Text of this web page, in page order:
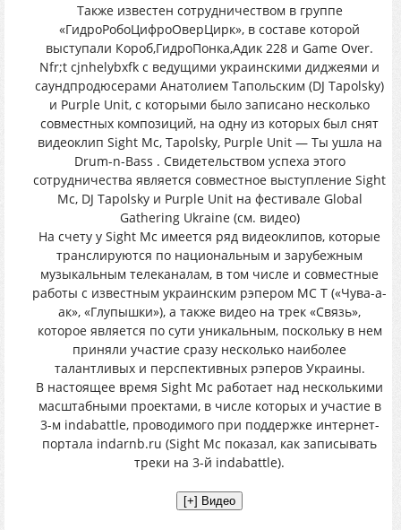
Также известен сотрудничеством в группе
«ГидроРобоЦифроОверЦирк», в составе которой
выступали Короб,ГидроПонка,Адик 228 и Game Over.
Nfr;t cjnhelybxfk с ведущими украинскими диджеями и
саундпродюсерами Анатолием Тапольским (DJ Tapolsky)
и Purple Unit, с которыми было записано несколько
совместных композиций, на одну из которых был снят
видеоклип Sight Mc, Tapolsky, Purple Unit — Ты ушла на
Drum-n-Bass . Свидетельством успеха этого
сотрудничества является совместное выступление Sight
Mc, DJ Tapolsky и Purple Unit на фестивале Global
Gathering Ukraine (см. видео)
На счету у Sight Mc имеется ряд видеоклипов, которые
транслируются по национальным и зарубежным
музыкальным телеканалам, в том числе и совместные
работы с известным украинским рэпером MC T («Чува-а-
ак», «Глупышки»), а также видео на трек «Связь»,
которое является по сути уникальным, поскольку в нем
приняли участие сразу несколько наиболее
талантливых и перспективных рэперов Украины.
В настоящее время Sight Mc работает над несколькими
масштабными проектами, в числе которых и участие в
3-м indabattle, проводимого при поддержке интернет-
портала indarnb.ru (Sight Mc показал, как записывать
треки на 3-й indabattle).